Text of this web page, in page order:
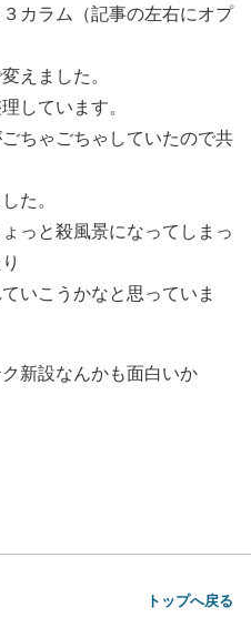
カラム（記事の左右にオプ
えました。
しています。
ちゃごちゃしていたので共
た。
っと殺風景になってしまっ
いこうかなと思っていま
新設なんかも面白いか
トップへ戻る